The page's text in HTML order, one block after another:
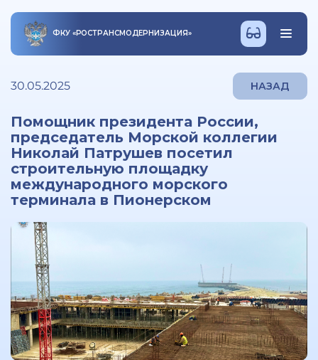
ФКУ «РОСТРАНСМОДЕРНИЗАЦИЯ»
30.05.2025 НАЗАД
Помощник президента России,
председатель Морской коллегии
Николай Патрушев посетил
строительную площадку
международного морского
терминала в Пионерском